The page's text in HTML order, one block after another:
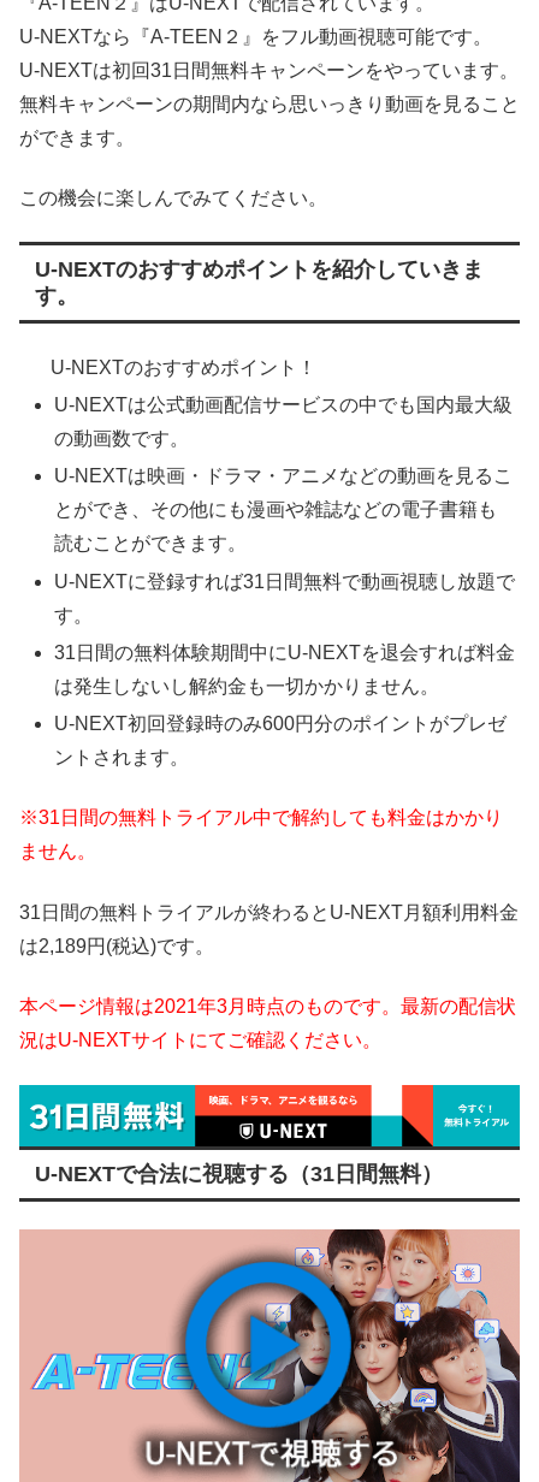
U-NEXTなら『A-TEEN２』をフル動画視聴可能です。
U-NEXTは初回31日間無料キャンペーンをやっています。
無料キャンペーンの期間内なら思いっきり動画を見ること
ができます。
この機会に楽しんでみてください。
U-NEXTのおすすめポイントを紹介していきま
す。
U-NEXTのおすすめポイント！
U-NEXTは公式動画配信サービスの中でも国内最大級
の動画数です。
U-NEXTは映画・ドラマ・アニメなどの動画を見るこ
とができ、その他にも漫画や雑誌などの電子書籍も
読むことができます。
U-NEXTに登録すれば31日間無料で動画視聴し放題で
す。
31日間の無料体験期間中にU-NEXTを退会すれば料金
は発生しないし解約金も一切かかりません。
U-NEXT初回登録時のみ600円分のポイントがプレゼ
ントされます。
※31日間の無料トライアル中で解約しても料金はかかり
ません。
31日間の無料トライアルが終わるとU-NEXT月額利用料金
は2,189円(税込)です。
本ページ情報は2021年3月時点のものです。最新の配信状
況はU-NEXTサイトにてご確認ください。
U-NEXTで合法に視聴する（31日間無料）